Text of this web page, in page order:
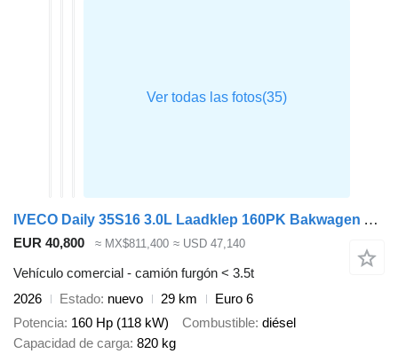
IVECO Daily 35S16 3.0L Laadklep 160PK Bakwagen ACC Airco Cruise CarPla
EUR 40,800 ≈ MX$811,400 ≈ USD 47,140
Vehículo comercial - camión furgón < 3.5t
2026
Estado nuevo 29 km
Euro 6
Potencia 160 Hp (118 kW) Combustible diésel
Capacidad de carga 820 kg